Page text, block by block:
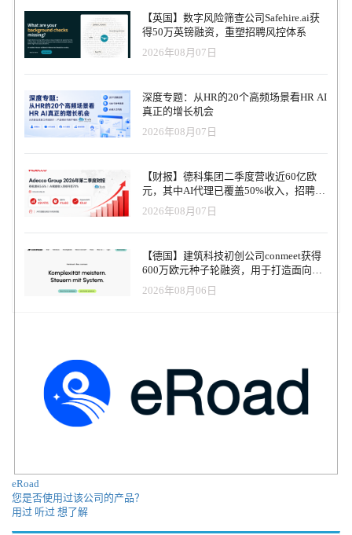
职位描述中写的内容；搜索求职者和潜在雇主的表现，以及他们点
击的人物和职位列表;并推断出一些特征，比如一个人可能没有在个
人资料中列出的技能，但他们可能在之前的工作中学到了这些技
能。这些综合起来，就能预测出最适合的工作和求职者。 “(我们将
能够)根据客户定义的标准自动为他们生成搜索。(招聘职位)将能够
实时了解招聘人员在我们的平台上做什么，以及他们与谁打交道，”
Jersin解释说。“(我们一直关注)许多新建议——人工智能和机器学习
正在提高求职者与机会之间的匹配率。” 智能招聘体验还可以在邮件
一个(或一组，视情况而定)令人失望的消息，以及个性化的信息。此
外，在“招聘工具”(Recruiting tools)选项卡下还有一个侧边显示的个
人资料功能，可以更方便地查看求职者的个人资料和个人信息，还
一是，他们希望新工作一发布就得到。”所以我们正在实时更新我们
的工作数据库。通过即时的工作通知，发布一份工作“将向与该工作
匹配的合格求职者发送实时通知，让他们能够在该工作发布到网上
的候选人平均需要44到50个工作日。 “整个事情，我们做得更好，我
们将继续专注于提高质量，我们建议或......出现在搜索结果中,”Jersin
说,“对招聘者来说意味着什么，他们将会看到更多的合格候选人……
出现在搜索结果中。这意味着对于求职者来说，他们将会花更少的
以及更新的招聘平台和领英学习的技能洞察力。2018年初，LinkedIn
推出了一项功能，向潜在求职者展示他们申请某一特定职位前的通
勤时间，以及一项工具，让求职者可以在申请某一职位之前，向他
【英国】数字风险筛查公司Safehire.ai获
得50万英镑融资，重塑招聘风控体系
2026年08月07日
深度专题：从HR的20个高频场景看HR AI
真正的增长机会
2026年08月07日
【财报】德科集团二季度营收近60亿欧
元，其中AI代理已覆盖50%收入，招聘服
务进入运营重构阶段
2026年08月07日
【德国】建筑科技初创公司conmeet获得
600万欧元种子轮融资，用于打造面向贸
易和建筑行业的AI操作系统
2026年08月06日
eRoad
您是否使用过该公司的产品？
用过 听过 想了解